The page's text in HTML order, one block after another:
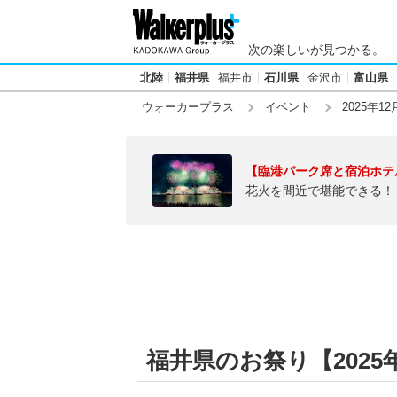
次の楽しいが見つかる。
北陸 福井県 福井市 石川県 金沢市 富山県
ウォーカープラス イベント 2025年12
【臨港パーク席と宿泊ホ
花火を間近で堪能できる
福井県のお祭り【2025